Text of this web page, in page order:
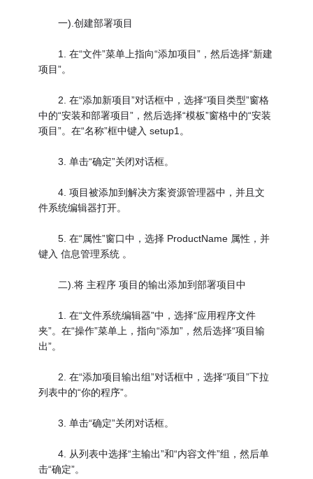
一).创建部署项目
1. 在“文件”菜单上指向“添加项目”，然后选择“新建
项目”。
2. 在“添加新项目”对话框中，选择“项目类型”窗格
中的“安装和部署项目”，然后选择“模板”窗格中的“安装
项目”。在“名称”框中键入 setup1。
3. 单击“确定”关闭对话框。
4. 项目被添加到解决方案资源管理器中，并且文
件系统编辑器打开。
5. 在“属性”窗口中，选择 ProductName 属性，并
键入 信息管理系统 。
二).将 主程序 项目的输出添加到部署项目中
1. 在“文件系统编辑器”中，选择“应用程序文件
夹”。在“操作”菜单上，指向“添加”，然后选择“项目输
出”。
2. 在“添加项目输出组”对话框中，选择“项目”下拉
列表中的“你的程序”。
3. 单击“确定”关闭对话框。
4. 从列表中选择“主输出”和“内容文件”组，然后单
击“确定”。